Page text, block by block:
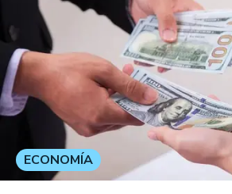
ECONOMÍA